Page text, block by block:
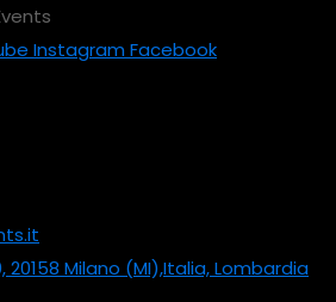
Instagram Facebook
20158 Milano (MI),Italia, Lombardia